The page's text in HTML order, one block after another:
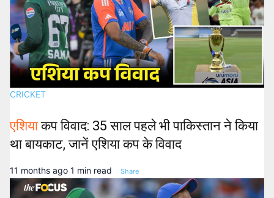
CRICKET
एशियाकप विवाद: 35 साल पहले भी पाकिस्तान ने किया
था बायकाट, जानें एशिया कप के विवाद
11 months ago 1 min read Share